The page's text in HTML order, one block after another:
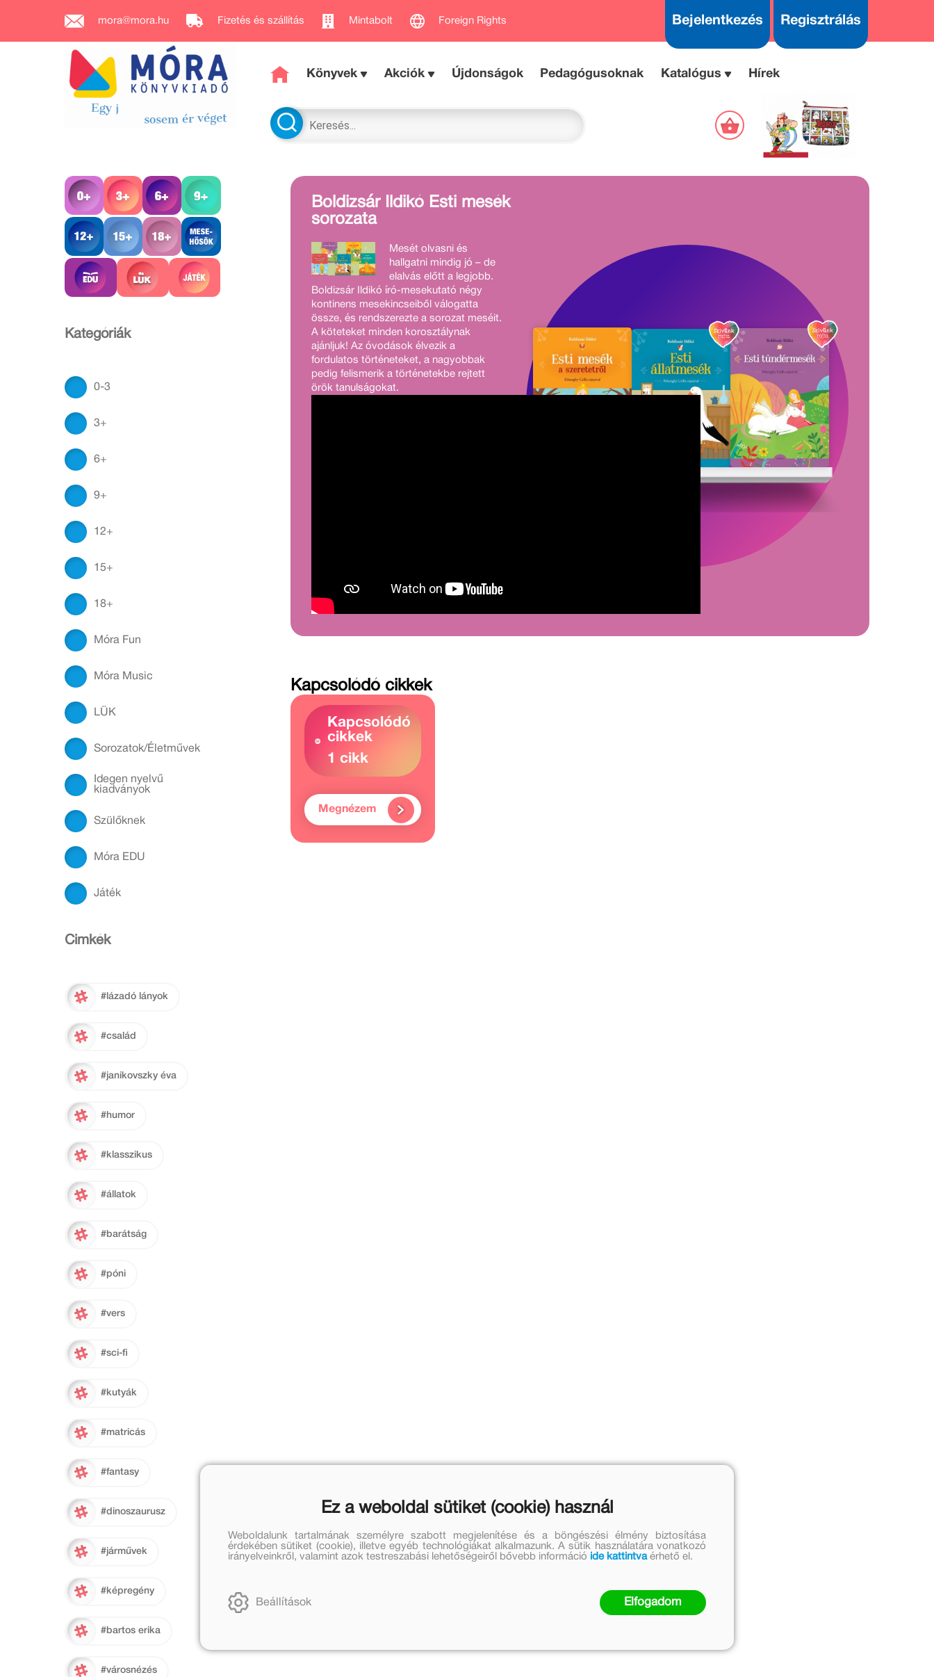
mora@mora.hu Fizetés és szállítás Mintabolt Foreign Rights Bejelentkezés Regisztrálás
Könyvek Akciók Újdonságok Pedagógusoknak Katalógus Hírek
Kategóriák
0-3
3+
6+
9+
12+
15+
18+
Móra Fun
Móra Music
LÜK
Sorozatok/Életművek
Idegen nyelvű
kiadványok
Szülőknek
Móra EDU
Játék
Cimkék
#lázadó lányok
#család
#janikovszky éva
#humor
#klasszikus
#állatok
#barátság
#póni
#vers
#sci-fi
#kutyák
#matricás
#fantasy
#dinoszaurusz
#járművek
#képregény
#bartos erika
#városnézés
Boldizsár Ildikó Esti mesék
sorozata
Mesét olvasni és
hallgatni mindig jó – de
elalvás előtt a legjobb.
Boldizsár Ildikó író-mesekutató négy
kontinens mesekincseiből válogatta
össze, és rendszerezte a sorozat meséit.
A köteteket minden korosztálynak
ajánljuk! Az óvodások élvezik a
fordulatos történeteket, a nagyobbak
pedig felismerik a történetekbe rejtett
örök tanulságokat.
Kapcsolódó cikkek
Kapcsolódó
cikkek
1 cikk
Megnézem
Ez a weboldal sütiket (cookie) használ
Weboldalunk tartalmának személyre szabott megjelenítése és a böngészési élmény biztosítása
érdekében sütiket (cookie), illetve egyéb technológiákat alkalmazunk. A sütik használatára vonatkozó
irányelveinkről, valamint azok testreszabási lehetőségeiről bővebb információ ide kattintvaérhető el.
Beállítások Elfogadom